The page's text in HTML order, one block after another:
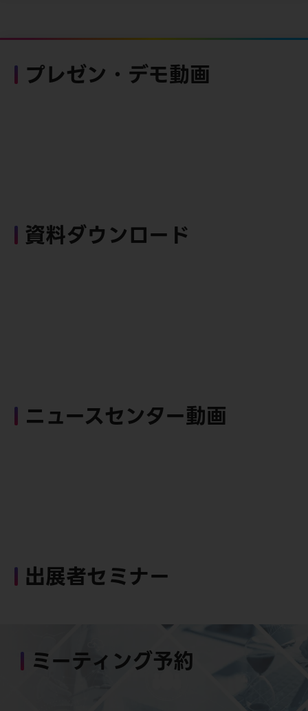
プレゼン・デモ動画
資料ダウンロード
ニュースセンター動画
出展者セミナー
ミーティング予約